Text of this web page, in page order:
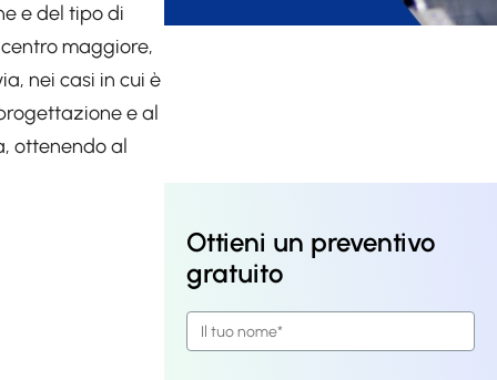
e del tipo di
maggiore,
nei casi in cui è
e al
ottenendo al
Ottieni un preventivo
gratuito